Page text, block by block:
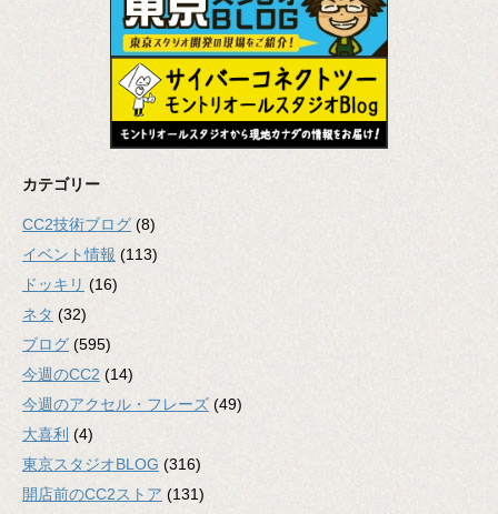
カテゴリー
CC2技術ブログ (8)
イベント情報 (113)
ドッキリ (16)
ネタ (32)
ブログ (595)
今週のCC2 (14)
今週のアクセル・フレーズ (49)
大喜利 (4)
東京スタジオBLOG (316)
開店前のCC2ストア (131)